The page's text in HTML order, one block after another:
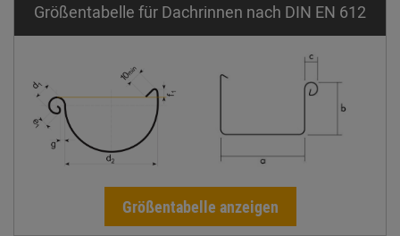
Größentabelle für Dachrinnen nach DIN EN 612
Größentabelle anzeigen